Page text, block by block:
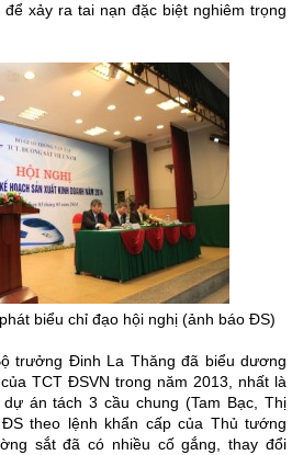
xảy ra tai nạn đặc biệt nghiêm trọng
biểu chỉ đạo hội nghị (ảnh báo ĐS)
trưởng Đinh La Thăng đã biểu dương
TCT ĐSVN trong năm 2013, nhất là
án tách 3 cầu chung (Tam Bạc, Thị
theo lệnh khẩn cấp của Thủ tướng
sắt đã có nhiều cố gắng, thay đổi